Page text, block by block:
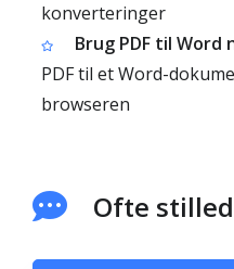
konverteringer
Brug PDF til Word
PDF til et Word-
browseren
Ofte